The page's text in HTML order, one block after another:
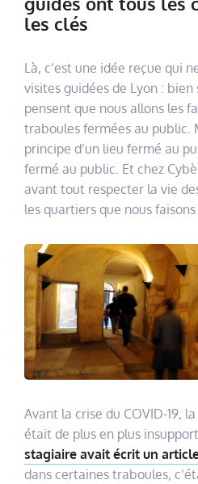
les clés
Là, c’est une idée reçue qui
visites guidées de Lyon :
pensent que nous allons les
traboules fermées au public.
principe d’un lieu fermé au
fermé au public. Et chez
avant tout respecter la vie
les quartiers que nous
Avant la crise du COVID-19,
était de plus en plus
stagiaire avait écrit un
dans certaines traboules,